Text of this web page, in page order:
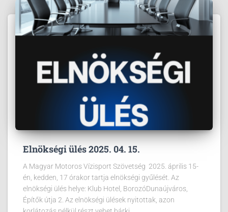
Elnökségi ülés 2025. 04. 15.
A Magyar Motoros Vízisport Szövetség 2025. április 15-
én, kedden, 17 órakor tartja elnökségi gyűlését. Az
elnökségi ülés helye: Klub Hotel, BorozóDunaújváros,
Építők útja 2. Az elnökségi ülések nyitottak, azon